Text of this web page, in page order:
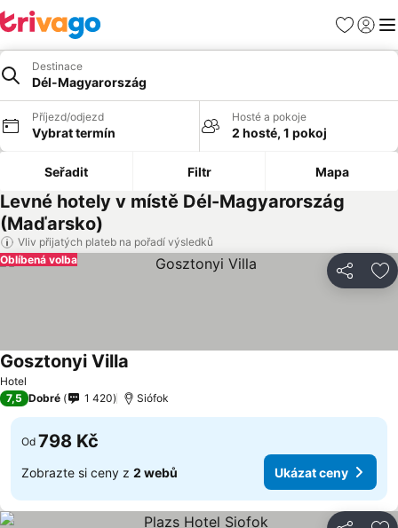
Oblíbené
Destinace
Dél-Magyarország
Příjezd/odjezd
Vybrat termín
Hosté a pokoje
2 hosté, 1 pokoj
Seřadit Filtr Mapa
Levné hotely v místě Dél-Magyarország
(Maďarsko)
Vliv přijatých plateb na pořadí výsledků
Sdílet
Oblíbená volba
Hotel
Gosztonyi Villa
7,5 Dobré 1 420 Siófok
Od 798 Kč
Zobrazte si ceny z 2 webů Ukázat ceny